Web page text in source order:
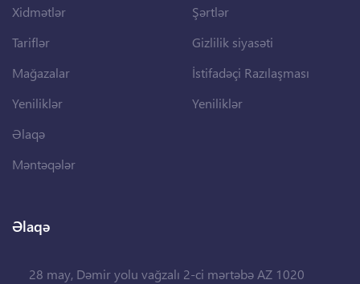
Xidmətlər
Tariflər
Mağazalar
Yeniliklər
Əlaqə
Məntəqələr
Şərtlər
Gizlilik siyasəti
İstifadəçi Razılaşması
Yeniliklər
Əlaqə
28 may, Dəmir yolu vağzalı 2-ci mərtəbə AZ 1020